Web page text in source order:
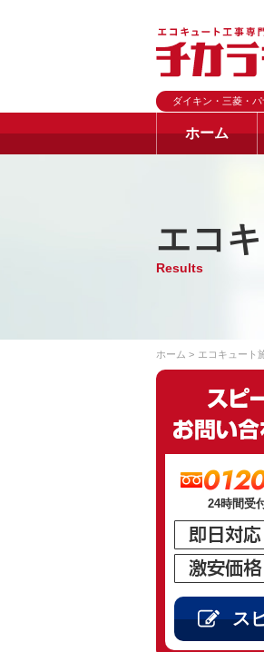
ダイキン・三菱・
ホーム
エコ
Results
ホーム エコキュート
24時間受
ス